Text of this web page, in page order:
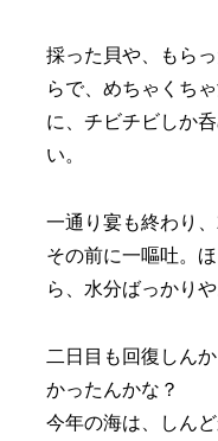
採った貝や、もら
らで、めちゃくち
に、チビチビしか
い。
一通り宴も終わり、
その前に一嘔吐。
ら、水分ばっかりや
二日目も回復しん
かったんかな？
今年の海は、しんど